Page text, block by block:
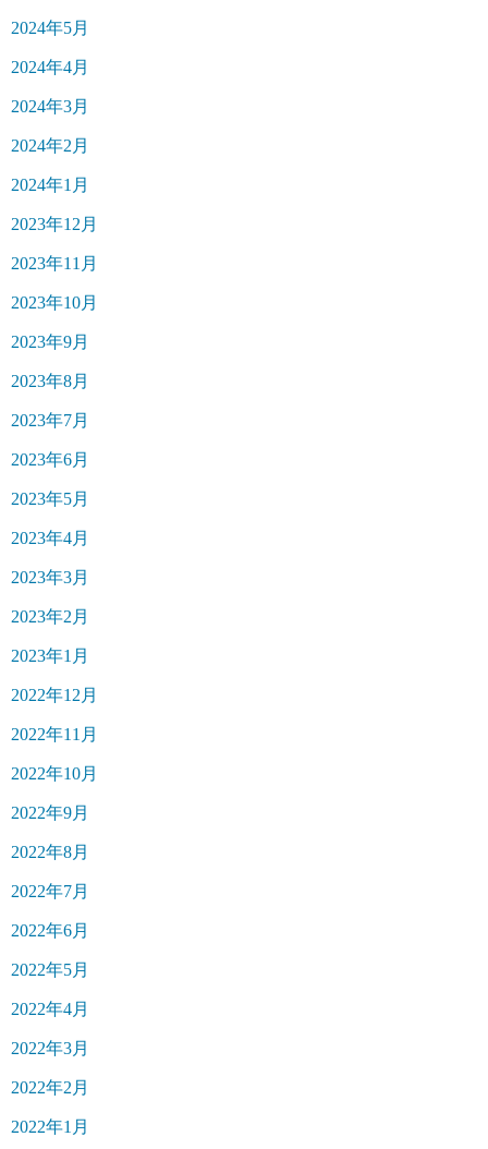
2024年5月
2024年4月
2024年3月
2024年2月
2024年1月
2023年12月
2023年11月
2023年10月
2023年9月
2023年8月
2023年7月
2023年6月
2023年5月
2023年4月
2023年3月
2023年2月
2023年1月
2022年12月
2022年11月
2022年10月
2022年9月
2022年8月
2022年7月
2022年6月
2022年5月
2022年4月
2022年3月
2022年2月
2022年1月